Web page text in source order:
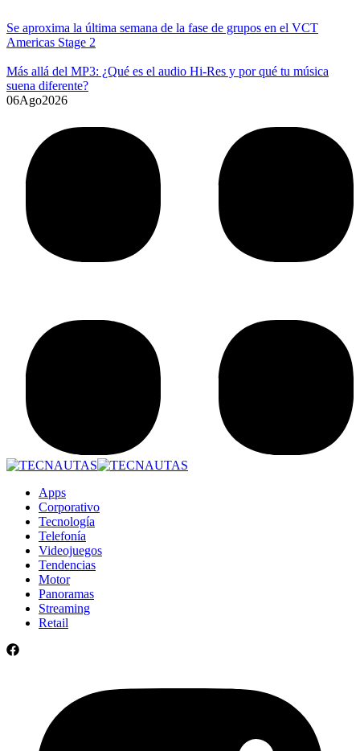
Se aproxima la última semana de la fase de grupos en el VCT
Americas Stage 2
Más allá del MP3: ¿Qué es el audio Hi-Res y por qué tu música
suena diferente?
06Ago2026
Apps
Corporativo
Tecnología
Telefonía
Videojuegos
Tendencias
Motor
Panoramas
Streaming
Retail